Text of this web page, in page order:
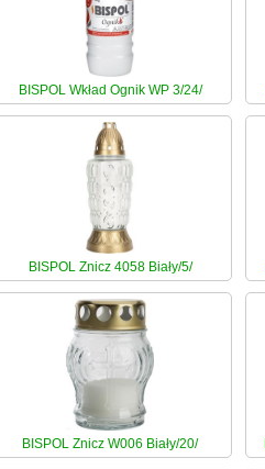
BISPOL Wkład Ognik WP 3/24/
BISPOL Znicz 4058 Biały/5/
BISPOL Znicz W006 Biały/20/